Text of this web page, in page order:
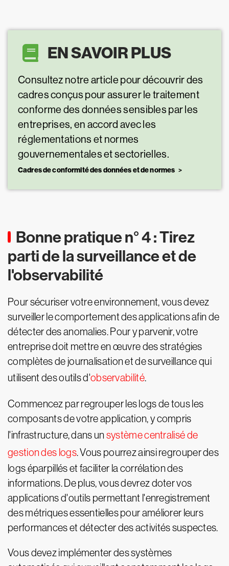
EN SAVOIR PLUS
Consultez notre article pour découvrir des
cadres conçus pour assurer le traitement
conforme des données sensibles par les
entreprises, en accord avec les
réglementations et normes
gouvernementales et sectorielles.
Cadres de conformité des données et de normes
Bonne pratique n° 4 : Tirez
parti de la surveillance et de
l'observabilité
Pour sécuriser votre environnement, vous devez
surveiller le comportement des applications afin de
détecter des anomalies. Pour y parvenir, votre
entreprise doit mettre en œuvre des stratégies
complètes de journalisation et de surveillance qui
utilisent des outils d'observabilité.
Commencez par regrouper les logs de tous les
composants de votre application, y compris
l'infrastructure, dans un système centralisé de
gestion des logs. Vous pourrez ainsi regrouper des
logs éparpillés et faciliter la corrélation des
informations. De plus, vous devrez doter vos
applications d'outils permettant l'enregistrement
des métriques essentielles pour améliorer leurs
performances et détecter des activités suspectes.
Vous devez implémenter des systèmes